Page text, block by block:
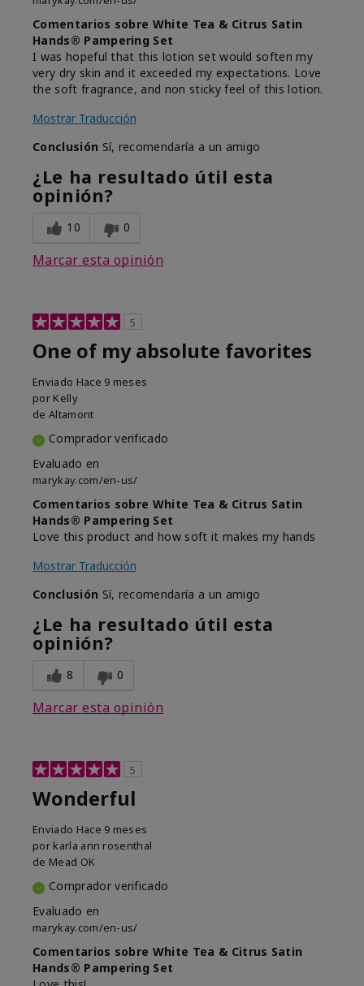
Comentarios sobre White Tea & Citrus Satin
Hands® Pampering Set
I was hopeful that this lotion set would soften my
very dry skin and it exceeded my expectations. Love
the soft fragrance, and non sticky feel of this lotion.
Mostrar Traducción
Conclusión Sí, recomendaría a un amigo
¿Le ha resultado útil esta
opinión?
10 0
Marcar esta opinión
5
One of my absolute favorites
Enviado Hace 9 meses
por Kelly
de Altamont
Comprador verificado
Evaluado en
marykay.com/en-us/
Comentarios sobre White Tea & Citrus Satin
Hands® Pampering Set
Love this product and how soft it makes my hands
Mostrar Traducción
Conclusión Sí, recomendaría a un amigo
¿Le ha resultado útil esta
opinión?
8 0
Marcar esta opinión
5
Wonderful
Enviado Hace 9 meses
por karla ann rosenthal
de Mead OK
Comprador verificado
Evaluado en
marykay.com/en-us/
Comentarios sobre White Tea & Citrus Satin
Hands® Pampering Set